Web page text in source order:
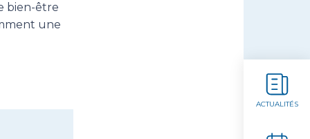
ACTUALITÉS
bien-être
une